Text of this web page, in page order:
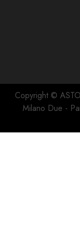
Copyright ©
Milano Due -